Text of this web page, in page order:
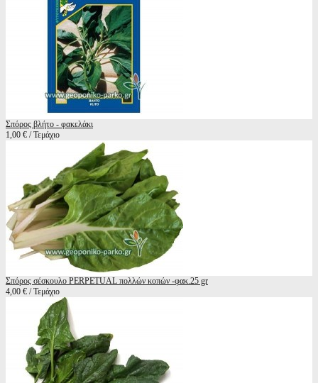
Σπόρος βλήτο - φακελάκι
1,00 € / Τεμάχιο
Σπόρος σέσκουλο PERPETUAL πολλών κοπών -φακ.25 gr
4,00 € / Τεμάχιο